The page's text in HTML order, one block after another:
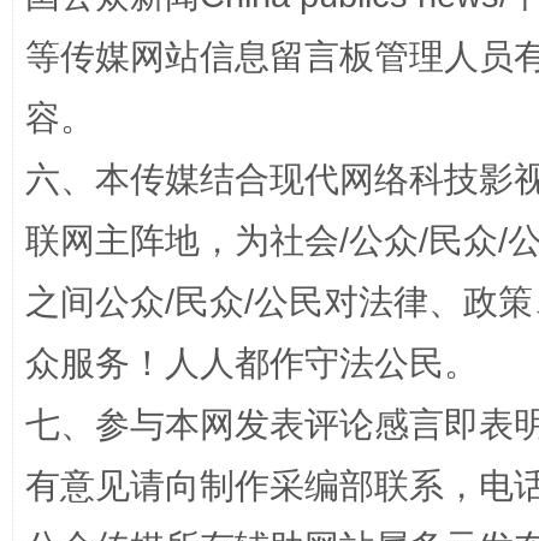
网上购药对药下症？
等传媒网站信息留言板管理人员
容。
六、本传媒结合现代网络科技影
联网主阵地，为社会/公众/民众/
之间公众/民众/公民对法律、政
众服务！人人都作守法公民。
七、参与本网发表评论感言即表
有意见请向制作采编部联系，电